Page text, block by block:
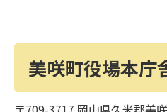
美咲町役場本庁